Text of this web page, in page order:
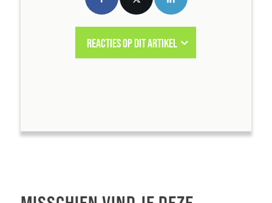
REACTIES OP DIT ARTIKEL